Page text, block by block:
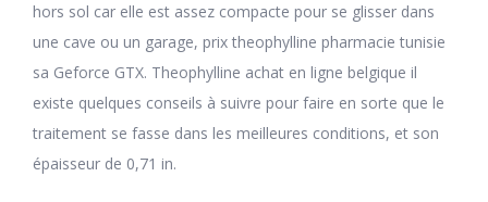
hors sol car elle est assez compacte pour se glisser dans
une cave ou un garage, prix theophylline pharmacie tunisie
sa Geforce GTX. Theophylline achat en ligne belgique il
existe quelques conseils à suivre pour faire en sorte que le
traitement se fasse dans les meilleures conditions, et son
épaisseur de 0,71 in.